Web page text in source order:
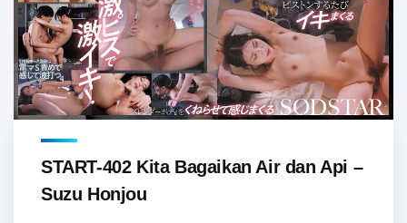
START-402 Kita Bagaikan Air dan Api –
Suzu Honjou